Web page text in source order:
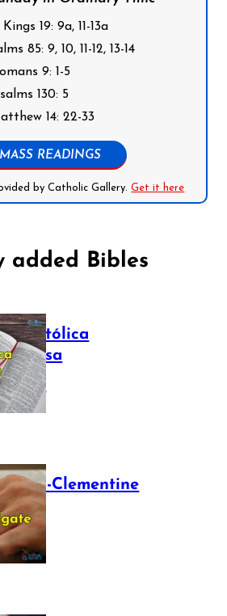
19: 9a, 11-13a
85: 9, 10, 11-12, 13-14
9: 1-5
130: 5
14: 22-33
READINGS
by Catholic Gallery.Get it here
added Bibles
Católica
2025
Sixto-Clementine
2025